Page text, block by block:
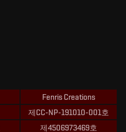
Fenris Creations
제CC-NP-191010-001호
제4506973469호